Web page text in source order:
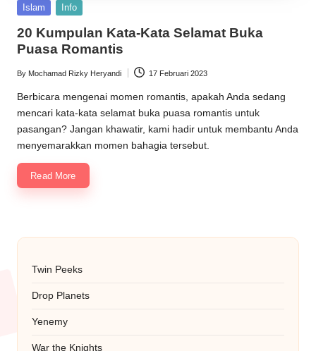
Posted
Islam Info
20 Kumpulan Kata-Kata Selamat Buka
Puasa Romantis
Posted
by
By Mochamad Rizky Heryandi 17 Februari 2023
Berbicara mengenai momen romantis, apakah Anda sedang
mencari kata-kata selamat buka puasa romantis untuk
pasangan? Jangan khawatir, kami hadir untuk membantu Anda
menyemarakkan momen bahagia tersebut.
Read More
Twin Peeks
Drop Planets
Yenemy
War the Knights